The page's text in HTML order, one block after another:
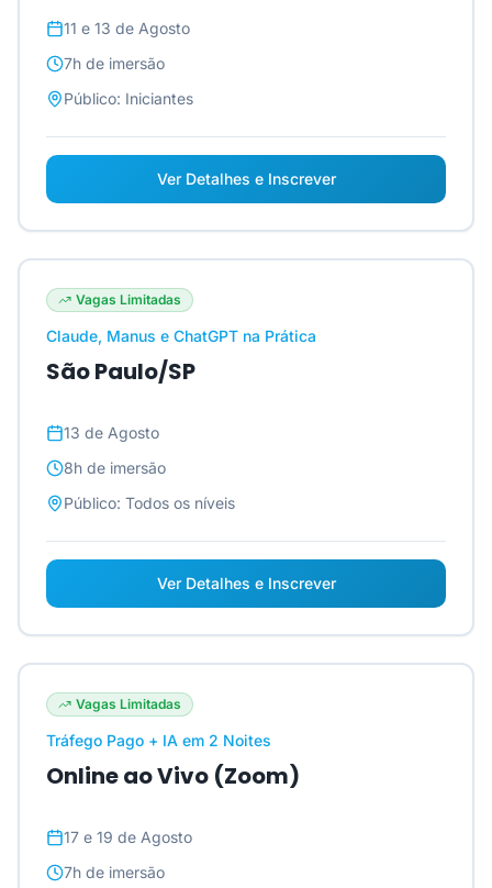
11 e 13 de Agosto
7h de imersão
Público: Iniciantes
Ver Detalhes e Inscrever
Vagas Limitadas
Claude, Manus e ChatGPT na Prática
São Paulo/SP
13 de Agosto
8h de imersão
Público: Todos os níveis
Ver Detalhes e Inscrever
Vagas Limitadas
Tráfego Pago + IA em 2 Noites
Online ao Vivo (Zoom)
17 e 19 de Agosto
7h de imersão